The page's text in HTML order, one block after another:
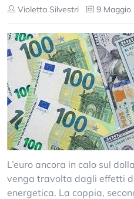
Violetta Silvestri 9 Maggio
L’euro ancora in calo sul
venga travolta dagli effetti
energetica. La coppia,